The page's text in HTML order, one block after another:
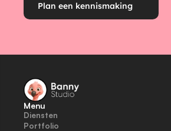
Plan een kennismaking
Menu
Diensten
Portfolio